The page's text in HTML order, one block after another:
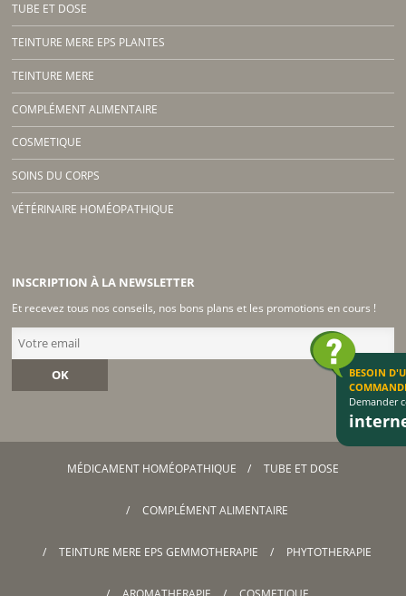
TUBE ET DOSE
TEINTURE MERE EPS PLANTES
TEINTURE MERE
COMPLÉMENT ALIMENTAIRE
COSMETIQUE
SOINS DU CORPS
VÉTÉRINAIRE HOMÉOPATHIQUE
INSCRIPTION À LA NEWSLETTER
Et recevez tous nos conseils, nos bons plans et les promotions en cours !
OK
MÉDICAMENT HOMÉOPATHIQUE TUBE ET DOSE
COMPLÉMENT ALIMENTAIRE
TEINTURE MERE EPS GEMMOTHERAPIE PHYTOTHERAPIE
BESOIN
Demander